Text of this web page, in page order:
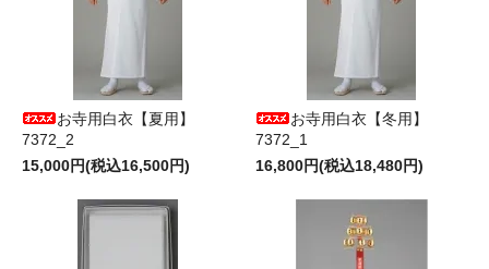
お寺用白衣【夏用】
7372_2
15,000円(税込16,500円)
お寺用白衣【冬用】
7372_1
16,800円(税込18,480円)